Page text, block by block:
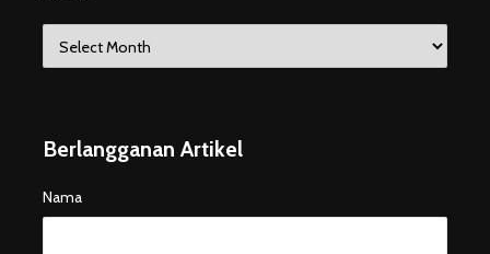
Berlangganan Artikel
Nama